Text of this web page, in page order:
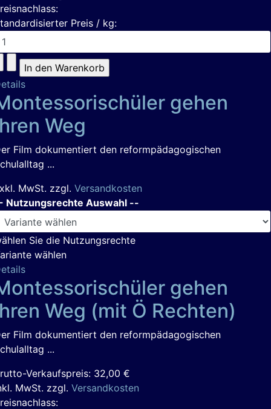
Preis / kg:
gehen
Weg
Film dokumentiert den reformpädagogischen
...
MwSt. zzgl. Versandkosten
Nutzungsrechte Auswahl --
Sie die Nutzungsrechte
wählen
gehen
Weg (mit Ö Rechten)
Film dokumentiert den reformpädagogischen
...
Verkaufspreis: 32,00 €
MwSt. zzgl. Versandkosten